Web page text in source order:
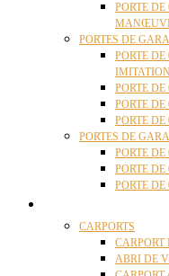
PORTE
PORTES DE
PORTE
PORTE
PORTE
PORTE
PORTES DE
PORTE
PORTE
PORTE
CARPORTS
CARPORT
ABRI DE